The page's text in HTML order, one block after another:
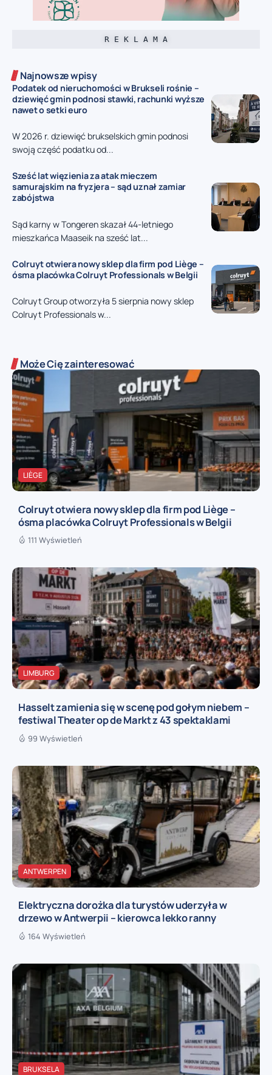
R E K L A M A
Najnowsze wpisy
Podatek od nieruchomości w Brukseli rośnie –
dziewięć gmin podnosi stawki, rachunki wyższe
nawet o setki euro
W 2026 r. dziewięć brukselskich gmin podnosi
swoją część podatku od...
Sześć lat więzienia za atak mieczem
samurajskim na fryzjera – sąd uznał zamiar
zabójstwa
Sąd karny w Tongeren skazał 44-letniego
mieszkańca Maaseik na sześć lat...
Colruyt otwiera nowy sklep dla firm pod Liège –
ósma placówka Colruyt Professionals w Belgii
Colruyt Group otworzyła 5 sierpnia nowy sklep
Colruyt Professionals w...
Może Cię zainteresować
LIÈGE
Colruyt otwiera nowy sklep dla firm pod Liège –
ósma placówka Colruyt Professionals w Belgii
111 Wyświetleń
LIMBURG
Hasselt zamienia się w scenę pod gołym niebem –
festiwal Theater op de Markt z 43 spektaklami
99 Wyświetleń
ANTWERPEN
Elektryczna dorożka dla turystów uderzyła w
drzewo w Antwerpii – kierowca lekko ranny
164 Wyświetleń
BRUKSELA